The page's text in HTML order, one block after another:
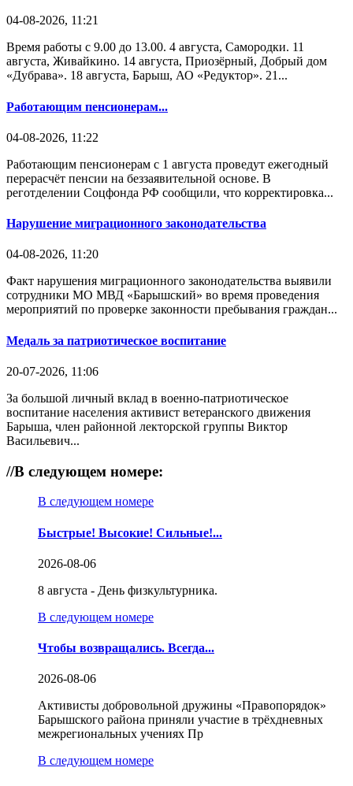
04-08-2026, 11:21
Время работы с 9.00 до 13.00. 4 августа, Самородки. 11
августа, Живайкино. 14 августа, Приозёрный, Добрый дом
«Дубрава». 18 августа, Барыш, АО «Редуктор». 21...
Работающим пенсионерам...
04-08-2026, 11:22
Работающим пенсионерам с 1 августа проведут ежегодный
перерасчёт пенсии на беззаявительной основе. В
реготделении Соцфонда РФ сообщили, что корректировка...
Нарушение миграционного законодательства
04-08-2026, 11:20
Факт нарушения миграционного законодательства выявили
сотрудники МО МВД «Барышский» во время проведения
мероприятий по проверке законности пребывания граждан...
Медаль за патриотическое воспитание
20-07-2026, 11:06
За большой личный вклад в военно-патриотическое
воспитание населения активист ветеранского движения
Барыша, член районной лекторской группы Виктор
Васильевич...
//В следующем номере:
В следующем номере
Быстрые! Высокие! Сильные!...
2026-08-06
8 августа - День физкультурника.
В следующем номере
Чтобы возвращались. Всегда...
2026-08-06
Активисты добровольной дружины «Правопорядок»
Барышского района приняли участие в трёхдневных
межрегиональных учениях Пр
В следующем номере